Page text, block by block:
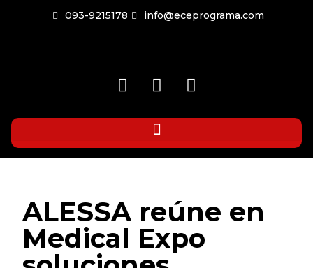
093-9215178 info@eceprograma.com
ALESSA reúne en
Medical Expo